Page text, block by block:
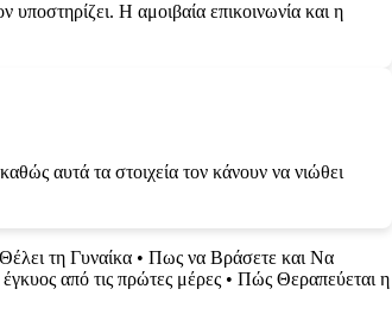
υποστηρίζει. Η αμοιβαία επικοινωνία και η
αυτά τα στοιχεία τον κάνουν να νιώθει
τη Γυναίκα • Πως να Βράσετε και Να
από τις πρώτες μέρες • Πώς Θεραπεύεται η